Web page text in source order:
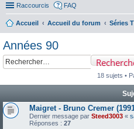
Raccourcis FAQ
Accueil Accueil du forum Séries
Années 90
18 sujets •
Maigret - Bruno Cremer
Dernier message par Steed3003 «
Réponses : 27